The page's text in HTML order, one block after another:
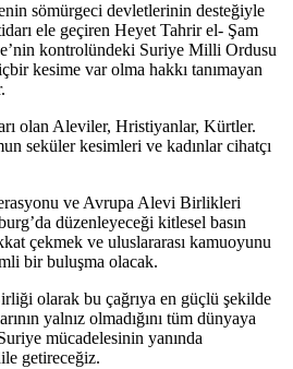
sömürgeci devletlerinin desteğiyle
ele geçiren Heyet Tahrir el- Şam
kontrolündeki Suriye Milli Ordusu
kesime var olma hakkı tanımayan
olan Aleviler, Hristiyanlar, Kürtler.
seküler kesimleri ve kadınlar cihatçı
ve Avrupa Alevi Birlikleri
düzenleyeceği kitlesel basın
çekmek ve uluslararası kamuoyunu
bir buluşma olacak.
olarak bu çağrıya en güçlü şekilde
yalnız olmadığını tüm dünyaya
mücadelesinin yanında
getireceğiz.